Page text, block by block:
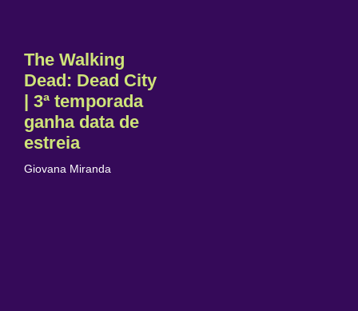
The Walking
Dead: Dead City
| 3ª temporada
ganha data de
estreia
Giovana Miranda